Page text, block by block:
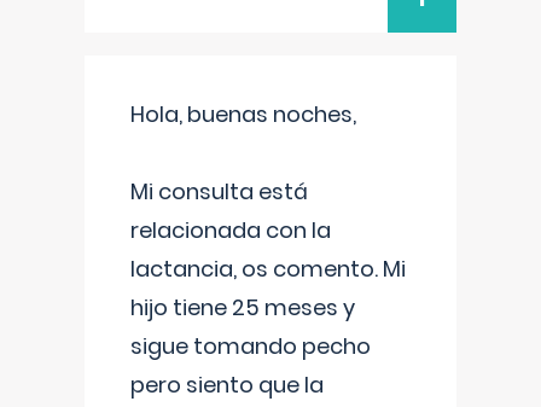
Hola, buenas noches,
Mi consulta está
relacionada con la
lactancia, os comento. Mi
hijo tiene 25 meses y
sigue tomando pecho
pero siento que la